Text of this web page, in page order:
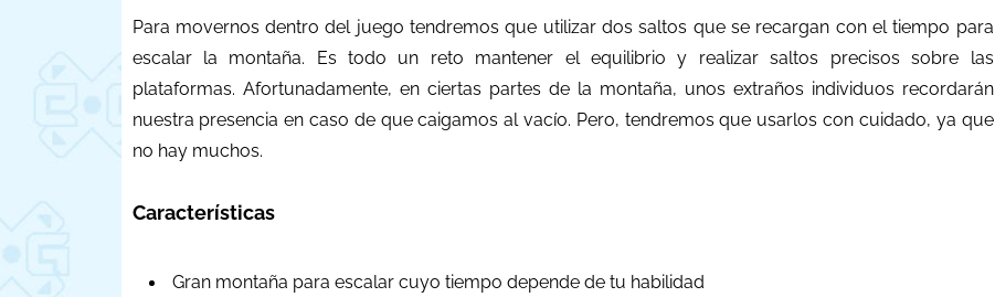
Para movernos dentro del juego tendremos que utilizar dos saltos que se recargan con el tiempo para
escalar la montaña. Es todo un reto mantener el equilibrio y realizar saltos precisos sobre las
plataformas. Afortunadamente, en ciertas partes de la montaña, unos extraños individuos recordarán
nuestra presencia en caso de que caigamos al vacío. Pero, tendremos que usarlos con cuidado, ya que
no hay muchos.
Características
Gran montaña para escalar cuyo tiempo depende de tu habilidad